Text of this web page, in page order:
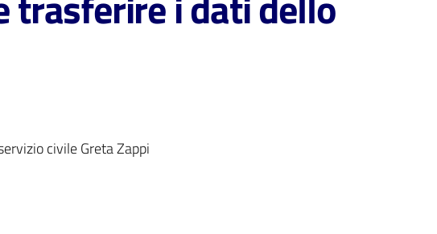
civile Greta Zappi